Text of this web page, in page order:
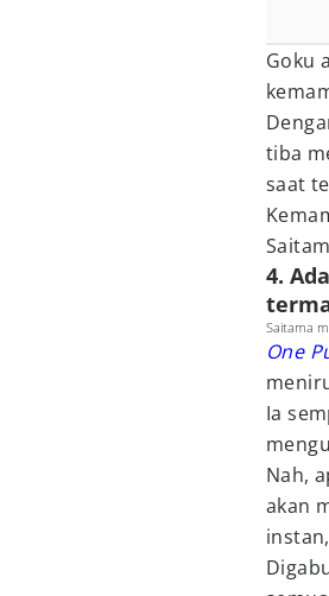
Goku
tiba
saat
4.
Saitama
One
Ia
Nah,
akan